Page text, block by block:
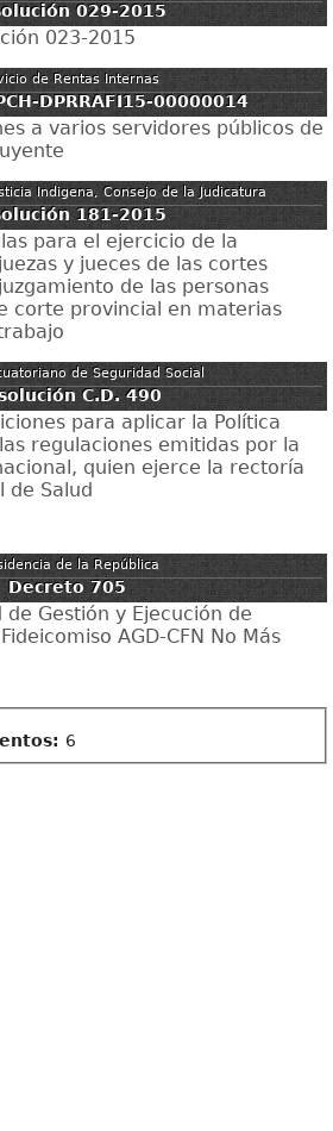
029-2015
023-2015
de Rentas Internas
DPRRAFI15-00000014
a varios servidores públicos de
Indigena, Consejo de la Judicatura
181-2015
para el ejercicio de la
y jueces de las cortes
de las personas
corte provincial en materias
de Seguridad Social
C.D. 490
para aplicar la Política
regulaciones emitidas por la
quien ejerce la rectoría
de Salud
de la República
Decreto 705
Gestión y Ejecución de
AGD-CFN No Más
6